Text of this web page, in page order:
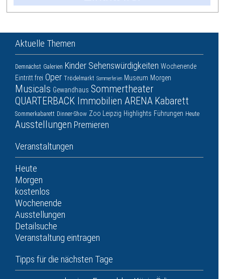
Aktuelle Themen
Demnächst Galerien Kinder Sehenswürdigkeiten Wochenende
Eintritt frei Oper Trödelmarkt Sommerferien Museum Morgen
Musicals Gewandhaus Sommertheater
QUARTERBACK Immobilien ARENA Kabarett
Sommerkabarett Dinner-Show Zoo Leipzig Highlights Führungen Heute
Ausstellungen Premieren
Veranstaltungen
Heute
Morgen
kostenlos
Wochenende
Ausstellungen
Detailsuche
Veranstaltung eintragen
Tipps für die nächsten Tage